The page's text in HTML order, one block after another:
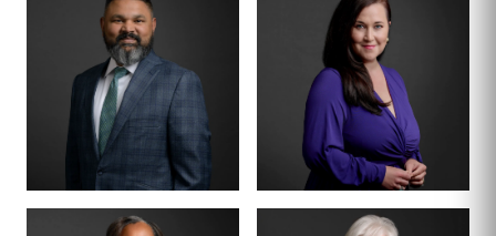
SOCIO DIRECTOR